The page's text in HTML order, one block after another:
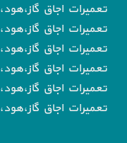
تعمیرات اجاق
تعمیرات اجاق
تعمیرات اجاق
تعمیرات اجاق
تعمیرات اجاق
تعمیرات اجاق